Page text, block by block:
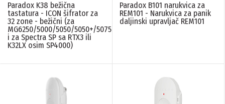
Paradox K38 bežična
tastatura - ICON šifrator za
32 zone - bežični (za
MG6250/5000/5050/5050+/5075
i za Spectra SP sa RTX3 ili
K32LX osim SP4000)
Paradox B101 narukvica za
REM101 - Narukvica za panik
daljinski upravljač REM101